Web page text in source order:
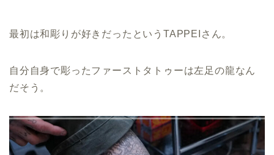
最初は和彫りが好きだったというTAPPEIさん。
自分自身で彫ったファーストタトゥーは左足の龍なん
だそう。